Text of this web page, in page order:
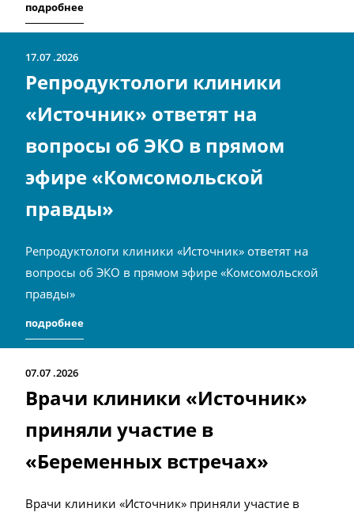
подробнее
17.07 2026
Репродуктологи клиники
«Источник» ответят на
вопросы об ЭКО в прямом
эфире «Комсомольской
правды»
Репродуктологи клиники «Источник» ответят на
вопросы об ЭКО в прямом эфире «Комсомольской
правды»
подробнее
07.07 2026
Врачи клиники «Источник»
приняли участие в
«Беременных встречах»
Врачи клиники «Источник» приняли участие в